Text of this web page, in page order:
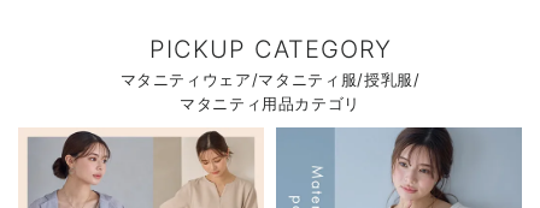
PICKUP CATEGORY
マタニティウェア/マタニティ服/授乳服/
マタニティ用品カテゴリ